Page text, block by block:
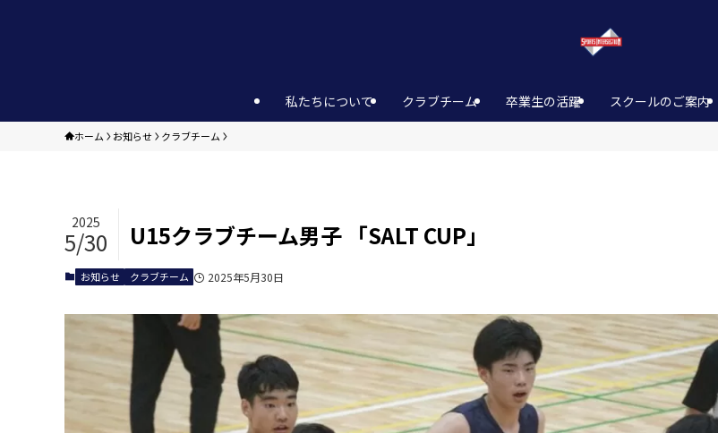
私たちについて クラブチーム 卒業生の活躍 スクールのご案内
ホーム お知らせ クラブチーム
U15クラブチーム男子 「SALT CUP」
2025
5/30
お知らせ クラブチーム 2025年5月30日